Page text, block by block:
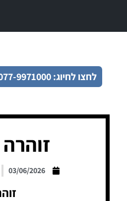
לחצו לחיוג: 077-9971000
03/06/2026